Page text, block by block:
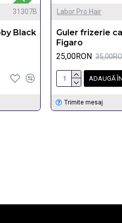
31307B
Black
Labor Pro Hair
Guler frizerie
Figaro
25,00RON
ADAUGĂ
Trimite mesaj